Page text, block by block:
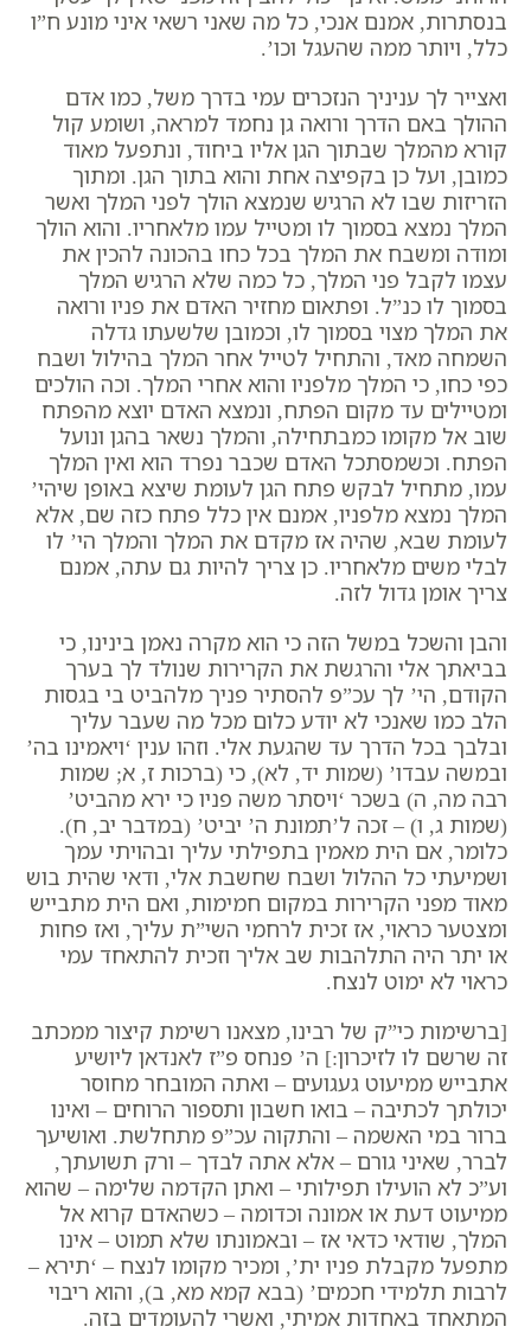
בנסתרות, אמנם אנכי, כל מה שאני רשאי איני מונע ח”ו
כלל, ויותר ממה שהעגל וכו’.
ואצייר לך עניניך הנזכרים עמי בדרך משל, כמו אדם
ההולך באם הדרך ורואה גן נחמד למראה, ושומע קול
קורא מהמלך שבתוך הגן אליו ביחוד, ונתפעל מאוד
כמובן, ועל כן בקפיצה אחת והוא בתוך הגן. ומתוך
הזריזות שבו לא הרגיש שנמצא הולך לפני המלך ואשר
המלך נמצא בסמוך לו ומטייל עמו מלאחריו. והוא הולך
ומודה ומשבח את המלך בכל כחו בהכונה להכין את
עצמו לקבל פני המלך, כל כמה שלא הרגיש המלך
בסמוך לו כנ”ל. ופתאום מחזיר האדם את פניו ורואה
את המלך מצוי בסמוך לו, וכמובן שלשעתו גדלה
השמחה מאד, והתחיל לטייל אחר המלך בהילול ושבח
כפי כחו, כי המלך מלפניו והוא אחרי המלך. וכה הולכים
ומטיילים עד מקום הפתח, ונמצא האדם יוצא מהפתח
שוב אל מקומו כמבתחילה, והמלך נשאר בהגן ונועל
הפתח. וכשמסתכל האדם שכבר נפרד הוא ואין המלך
עמו, מתחיל לבקש פתח הגן לעומת שיצא באופן שיהי’
המלך נמצא מלפניו, אמנם אין כלל פתח כזה שם, אלא
לעומת שבא, שהיה אז מקדם את המלך והמלך הי’ לו
לבלי משים מלאחריו. כן צריך להיות גם עתה, אמנם
צריך אומן גדול לזה.
והבן והשכל במשל הזה כי הוא מקרה נאמן בינינו, כי
בביאתך אלי והרגשת את הקרירות שנולד לך בערך
הקודם, הי’ לך עכ”פ להסתיר פניך מלהביט בי בגסות
הלב כמו שאנכי לא יודע כלום מכל מה שעבר עליך
ובלבך בכל הדרך עד שהגעת אלי. וזהו ענין ‘ויאמינו בה’
ובמשה עבדו’ (שמות יד, לא), כי (ברכות ז, א; שמות
רבה מה, ה) בשכר ‘ויסתר משה פניו כי ירא מהביט’
(שמות ג, ו) – זכה ל’תמונת ה’ יביט’ (במדבר יב, ח).
כלומר, אם הית מאמין בתפילתי עליך ובהויתי עמך
ושמיעתי כל ההלול ושבח שחשבת אלי, ודאי שהית בוש
מאוד מפני הקרירות במקום חמימות, ואם הית מתבייש
ומצטער כראוי, אז זכית לרחמי השי”ת עליך, ואז פחות
או יתר היה התלהבות שב אליך וזכית להתאחד עמי
כראוי לא ימוט לנצח.
[ברשימות כי”ק של רבינו, מצאנו רשימת קיצור ממכתב
זה שרשם לו לזיכרון:] ה’ פנחס פ”ז לאנדאן ליושיע
אתבייש ממיעוט געגועים – ואתה המובחר מחוסר
יכולתך לכתיבה – בואו חשבון ותספור הרוחים – ואינו
ברור במי האשמה – והתקוה עכ”פ מתחלשת. ואושיעך
לברר, שאיני גורם – אלא אתה לבדך – ורק תשועתך,
וע”כ לא הועילו תפילותי – ואתן הקדמה שלימה – שהוא
ממיעוט דעת או אמונה וכדומה – כשהאדם קרוא אל
המלך, שודאי כדאי אז – ובאמונתו שלא תמוט – אינו
מתפעל מקבלת פניו ית’, ומכיר מקומו לנצח – ‘תירא –
לרבות תלמידי חכמים’ (בבא קמא מא, ב), והוא ריבוי
המתאחד באחדות אמיתי, ואשרי להעומדים בזה.